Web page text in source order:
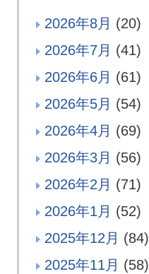
2026年8月 (20)
2026年7月 (41)
2026年6月 (61)
2026年5月 (54)
2026年4月 (69)
2026年3月 (56)
2026年2月 (71)
2026年1月 (52)
2025年12月 (84)
2025年11月 (58)